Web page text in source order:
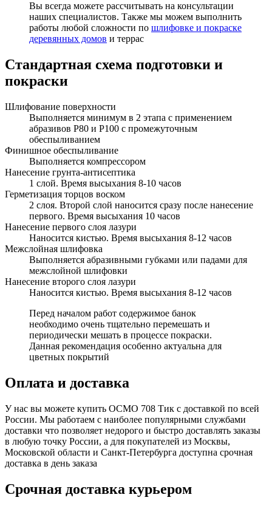
Вы всегда можете рассчитывать на консультации
наших специалистов. Также мы можем выполнить
работы любой сложности по шлифовке и покраске
деревянных домов и террас
Стандартная схема подготовки и
покраски
Шлифование поверхности
Выполняется минимум в 2 этапа с применением
абразивов Р80 и Р100 с промежуточным
обеспыливанием
Финишное обеспыливание
Выполняется компрессором
Нанесение грунта-антисептика
1 слой. Время высыхания 8-10 часов
Герметизация торцов воском
2 слоя. Второй слой наносится сразу после нанесение
первого. Время высыхания 10 часов
Нанесение первого слоя лазури
Наносится кистью. Время высыхания 8-12 часов
Межслойная шлифовка
Выполняется абразивными губками или падами для
межслойной шлифовки
Нанесение второго слоя лазури
Наносится кистью. Время высыхания 8-12 часов
Перед началом работ содержимое банок
необходимо очень тщательно перемешать и
периодически мешать в процессе покраски.
Данная рекомендация особенно актуальна для
цветных покрытий
Оплата и доставка
У нас вы можете купить ОСМО 708 Тик с доставкой по всей
России. Мы работаем с наиболее популярными службами
доставки что позволяет недорого и быстро доставлять заказы
в любую точку России, а для покупателей из Москвы,
Московской области и Санкт-Петербурга доступна срочная
доставка в день заказа
Срочная доставка курьером